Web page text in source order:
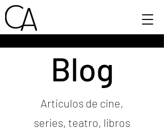
Blog
Artículos de cine,
series, teatro, libros